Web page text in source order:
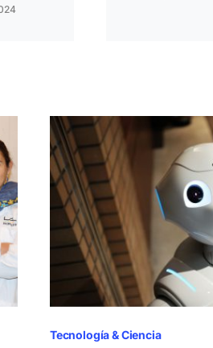
Tecnología & Ciencia